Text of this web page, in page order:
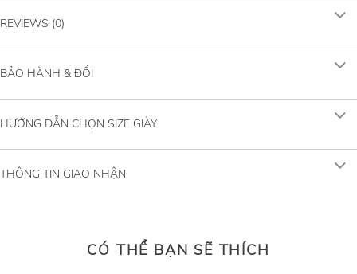
REVIEWS (0)
BẢO HÀNH & ĐỔI
HƯỚNG DẪN CHỌN SIZE GIÀY
THÔNG TIN GIAO NHẬN
CÓ THỂ BẠN SẼ THÍCH